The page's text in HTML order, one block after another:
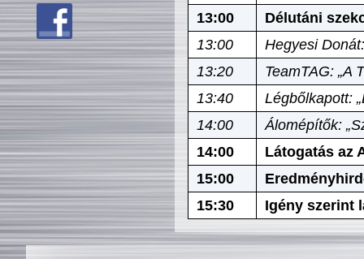
13:00
Délutáni
13:00
Hegyesi
13:20
TeamTAG: „A
13:40
Légbőlkapott:
14:00
Álomépítők:
14:00
Látogatás az
15:00
15:30
Igény szerint